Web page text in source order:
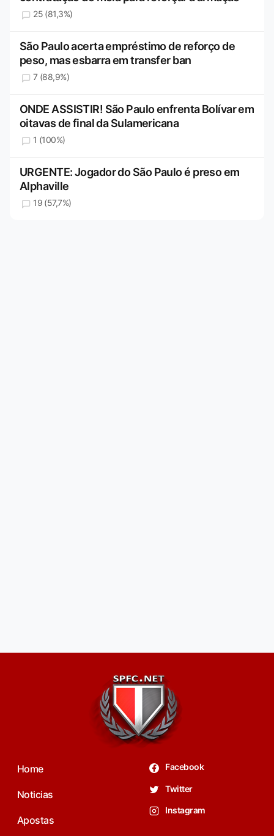
25 (81,3%)
São Paulo acerta empréstimo de reforço de
peso, mas esbarra em transfer ban
7 (88,9%)
ONDE ASSISTIR! São Paulo enfrenta Bolívar em
oitavas de final da Sulamericana
1 (100%)
URGENTE: Jogador do São Paulo é preso em
Alphaville
19 (57,7%)
Home
Noticias
Apostas
Facebook
Twitter
Instagram